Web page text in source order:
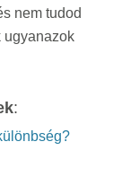
nem tudod
ugyanazok
: